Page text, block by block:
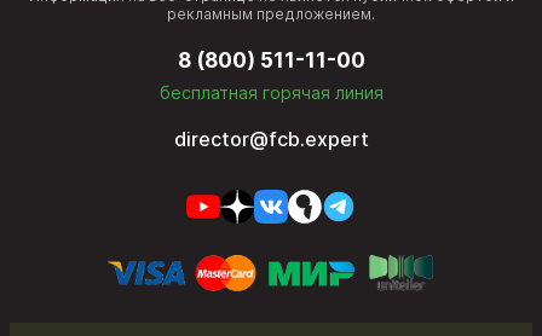
рекламным предложением.
8 (800) 511-11-00
бесплатная горячая линия
director@fcb.expert